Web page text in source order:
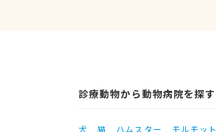
診療動物から動物病院を探す
犬 猫 ハムスター モルモット